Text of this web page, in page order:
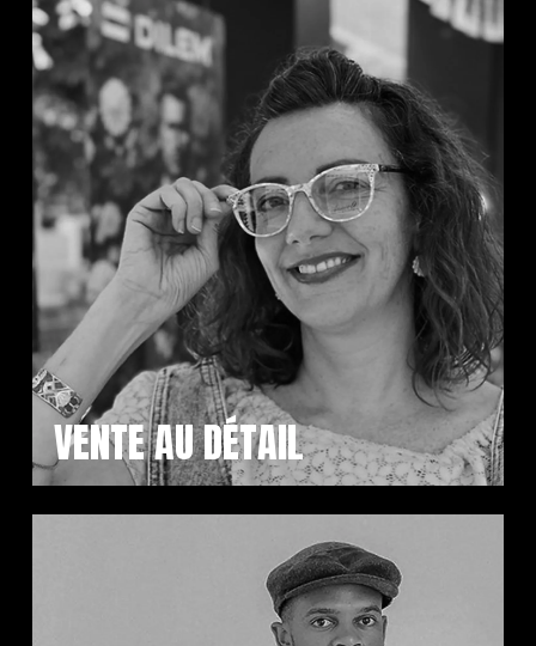
VENTE AU DÉTAIL